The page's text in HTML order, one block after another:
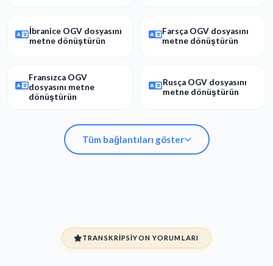
İbranice OGV dosyasını
metne dönüştürün
Farsça OGV dosyasını
metne dönüştürün
Fransızca OGV
dosyasını metne
dönüştürün
Rusça OGV dosyasını
metne dönüştürün
Tüm bağlantıları göster
metne dönüştürün
dönüştürün
TRANSKRIPSIYON YORUMLARI